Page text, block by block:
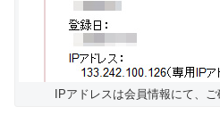
IPアドレスは会員情報にて、ご